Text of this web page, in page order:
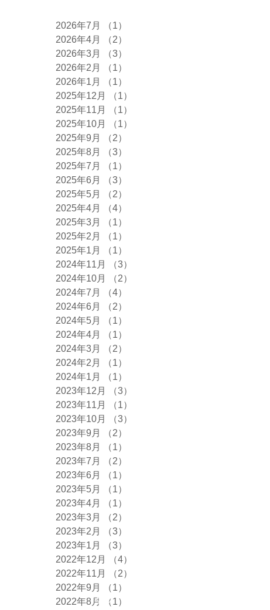
2026年7月 （1）
2026年4月
（2）
2026年3月
（3）
2026年2月
（1）
2026年1月
（1）
2025年12月
（1）
2025年11月
（1）
2025年10月
（1）
2025年9月
（2）
2025年8月
（3）
2025年7月
（1）
2025年6月
（3）
2025年5月
（2）
2025年4月
（4）
2025年3月
（1）
2025年2月
（1）
2025年1月
（1）
2024年11月
（3）
2024年10月
（2）
2024年7月
（4）
2024年6月
（2）
2024年5月
（1）
2024年4月
（1）
2024年3月
（2）
2024年2月
（1）
2024年1月
（1）
2023年12月
（3）
2023年11月
（1）
2023年10月
（3）
2023年9月
（2）
2023年8月
（1）
2023年7月
（2）
2023年6月
（1）
2023年5月
（1）
2023年4月
（1）
2023年3月
（2）
2023年2月
（3）
2023年1月
（3）
2022年12月
（4）
2022年11月
（2）
2022年9月
（1）
2022年8月
（1）
タグ